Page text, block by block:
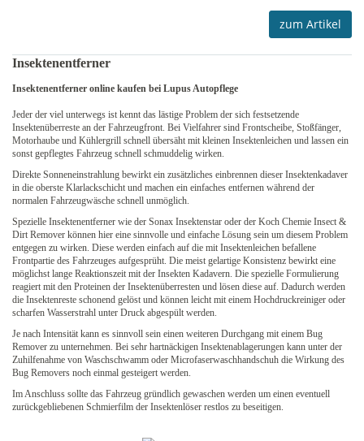
zum Artikel
Insektenentferner
Insektenentferner online kaufen bei Lupus Autopflege
Jeder der viel unterwegs ist kennt das lästige Problem der sich festsetzende
Insektenüberreste an der Fahrzeugfront. Bei Vielfahrer sind Frontscheibe, Stoßfänger,
Motorhaube und Kühlergrill schnell übersäht mit kleinen Insektenleichen und lassen ein
sonst gepflegtes Fahrzeug schnell schmuddelig wirken.
Direkte Sonneneinstrahlung bewirkt ein zusätzliches einbrennen dieser Insektenkadaver
in die oberste Klarlackschicht und machen ein einfaches entfernen während der
normalen Fahrzeugwäsche schnell unmöglich.
Spezielle Insektenentferner wie der Sonax Insektenstar oder der Koch Chemie Insect &
Dirt Remover können hier eine sinnvolle und einfache Lösung sein um diesem Problem
entgegen zu wirken. Diese werden einfach auf die mit Insektenleichen befallene
Frontpartie des Fahrzeuges aufgesprüht. Die meist gelartige Konsistenz bewirkt eine
möglichst lange Reaktionszeit mit der Insekten Kadavern. Die spezielle Formulierung
reagiert mit den Proteinen der Insektenüberresten und lösen diese auf. Dadurch werden
die Insektenreste schonend gelöst und können leicht mit einem Hochdruckreiniger oder
scharfen Wasserstrahl unter Druck abgespült werden.
Je nach Intensität kann es sinnvoll sein einen weiteren Durchgang mit einem Bug
Remover zu unternehmen. Bei sehr hartnäckigen Insektenablagerungen kann unter der
Zuhilfenahme von Waschschwamm oder Microfaserwaschhandschuh die Wirkung des
Bug Removers noch einmal gesteigert werden.
Im Anschluss sollte das Fahrzeug gründlich gewaschen werden um einen eventuell
zurückgebliebenen Schmierfilm der Insektenlöser restlos zu beseitigen.